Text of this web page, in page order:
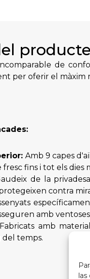
las
producte
de
per oferir el màxim
Amb 9 capes
fins i tot els dies
de la
contra
amb
amb
temps.